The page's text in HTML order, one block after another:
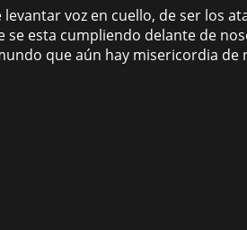
voz en cuello, de ser los
esta cumpliendo delante de
que aún hay misericordia